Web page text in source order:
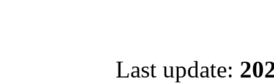
Last update: